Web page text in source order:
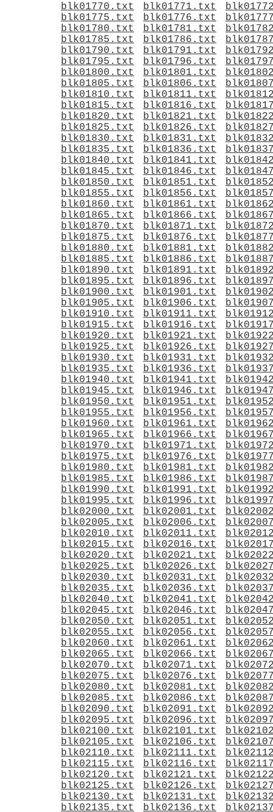
blk01770.txt
blk01771.txt
blk01775.txt
blk01776.txt
blk01780.txt
blk01781.txt
blk01785.txt
blk01786.txt
blk01790.txt
blk01791.txt
blk01795.txt
blk01796.txt
blk01800.txt
blk01801.txt
blk01805.txt
blk01806.txt
blk01810.txt
blk01811.txt
blk01815.txt
blk01816.txt
blk01820.txt
blk01821.txt
blk01825.txt
blk01826.txt
blk01830.txt
blk01831.txt
blk01835.txt
blk01836.txt
blk01840.txt
blk01841.txt
blk01845.txt
blk01846.txt
blk01850.txt
blk01851.txt
blk01855.txt
blk01856.txt
blk01860.txt
blk01861.txt
blk01865.txt
blk01866.txt
blk01870.txt
blk01871.txt
blk01875.txt
blk01876.txt
blk01880.txt
blk01881.txt
blk01885.txt
blk01886.txt
blk01890.txt
blk01891.txt
blk01895.txt
blk01896.txt
blk01900.txt
blk01901.txt
blk01905.txt
blk01906.txt
blk01910.txt
blk01911.txt
blk01915.txt
blk01916.txt
blk01920.txt
blk01921.txt
blk01925.txt
blk01926.txt
blk01930.txt
blk01931.txt
blk01935.txt
blk01936.txt
blk01940.txt
blk01941.txt
blk01945.txt
blk01946.txt
blk01950.txt
blk01951.txt
blk01955.txt
blk01956.txt
blk01960.txt
blk01961.txt
blk01965.txt
blk01966.txt
blk01970.txt
blk01971.txt
blk01975.txt
blk01976.txt
blk01980.txt
blk01981.txt
blk01985.txt
blk01986.txt
blk01990.txt
blk01991.txt
blk01995.txt
blk01996.txt
blk02000.txt
blk02001.txt
blk02005.txt
blk02006.txt
blk02010.txt
blk02011.txt
blk02015.txt
blk02016.txt
blk02020.txt
blk02021.txt
blk02025.txt
blk02026.txt
blk02030.txt
blk02031.txt
blk02035.txt
blk02036.txt
blk02040.txt
blk02041.txt
blk02045.txt
blk02046.txt
blk02050.txt
blk02051.txt
blk02055.txt
blk02056.txt
blk02060.txt
blk02061.txt
blk02065.txt
blk02066.txt
blk02070.txt
blk02071.txt
blk02075.txt
blk02076.txt
blk02080.txt
blk02081.txt
blk02085.txt
blk02086.txt
blk02090.txt
blk02091.txt
blk02095.txt
blk02096.txt
blk02100.txt
blk02101.txt
blk02105.txt
blk02106.txt
blk02110.txt
blk02111.txt
blk02115.txt
blk02116.txt
blk02120.txt
blk02121.txt
blk02125.txt
blk02126.txt
blk02130.txt
blk02131.txt
blk02135.txt
blk02136.txt